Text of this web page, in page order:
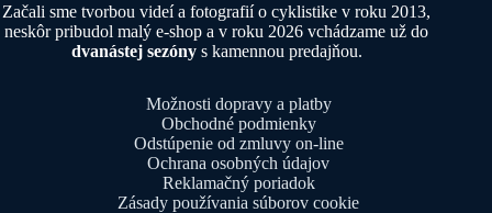
Začali sme tvorbou videí a fotografií o cyklistike v roku 2013,
neskôr pribudol malý e-shop a v roku 2026 vchádzame už do
dvanástej sezónys kamennou predajňou.
Možnosti dopravy a platby
Obchodné podmienky
Odstúpenie od zmluvy on-line
Ochrana osobných údajov
Reklamačný poriadok
Zásady používania súborov cookie